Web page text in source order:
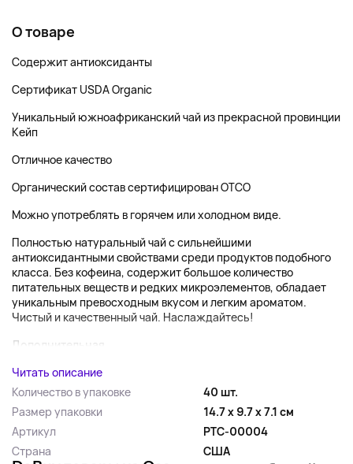
О товаре
Содержит антиоксиданты
Сертификат USDA Organic
Уникальный южноафриканский чай из прекрасной провинции
Кейп
Отличное качество
Органический состав сертифицирован OTCO
Можно употреблять в горячем или холодном виде.
Полностью натуральный чай с сильнейшими
антиоксидантными свойствами среди продуктов подобного
класса. Без кофеина, содержит большое количество
питательных веществ и редких микроэлементов, обладает
уникальным превосходным вкусом и легким ароматом.
Чистый и качественный чай. Наслаждайтесь!
Дополнительная...
Читать описание
Количество в упаковке
40 шт.
Размер упаковки
14.7 x 9.7 x 7.1 см
Артикул
PTC-00004
Страна
США